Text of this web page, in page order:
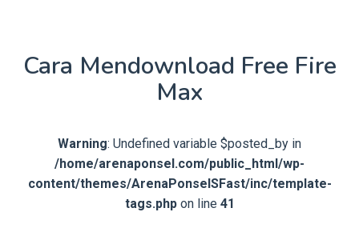
Cara Mendownload Free Fire
Max
Warning: Undefined variable $posted_by in
/home/arenaponsel.com/public_html/wp-
content/themes/ArenaPonselSFast/inc/template-
tags.phpon line 41